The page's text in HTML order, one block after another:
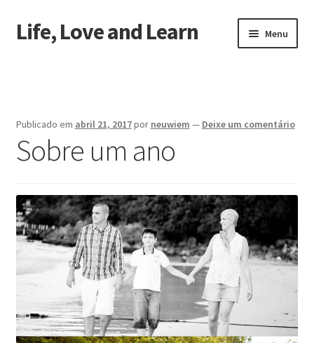
Pular
para
Pular
para
Life, Love and Learn Menu
Publicado em abril 21, 2017por neuwiem — Deixe um comentário
Sobre um ano